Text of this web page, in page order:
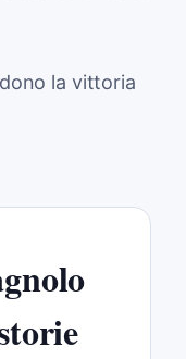
la vittoria